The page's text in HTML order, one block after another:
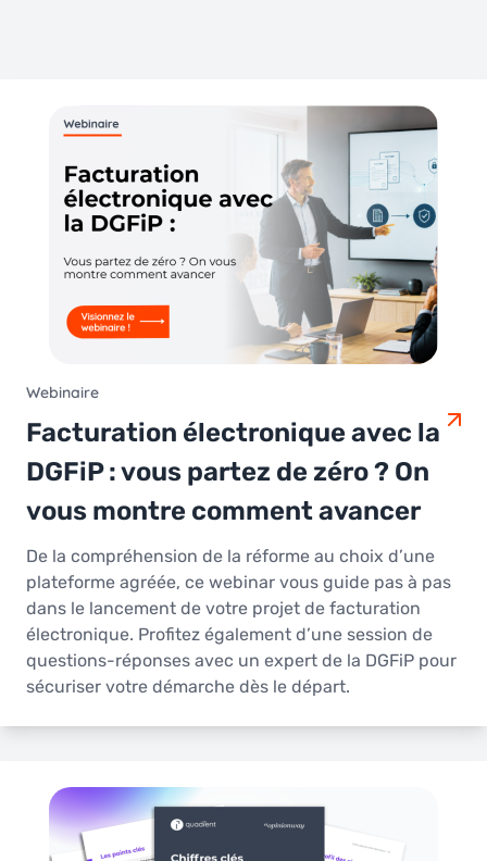
Webinaire
Facturation électronique avec la
DGFiP : vous partez de zéro ? On
vous montre comment avancer
De la compréhension de la réforme au choix d’une
plateforme agréée, ce webinar vous guide pas à pas
dans le lancement de votre projet de facturation
électronique. Profitez également d’une session de
questions-réponses avec un expert de la DGFiP pour
sécuriser votre démarche dès le départ.